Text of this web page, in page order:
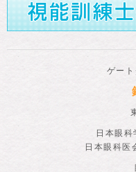
ゲー
日本眼
日本眼科医